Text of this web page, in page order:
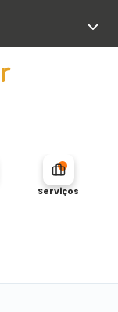
Serviços